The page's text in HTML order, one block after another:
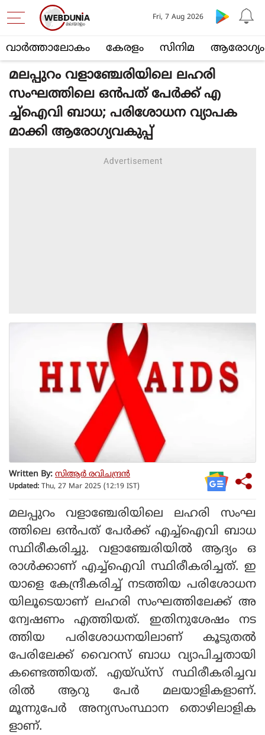
വാര്‍ത്താലോകം കേരളം സിനിമ ആരോഗ്യം
Fri, 7 Aug 2026
മലപ്പുറം വളാഞ്ചേരിയിലെ ലഹരി
സംഘത്തിലെ ഒന്‍പത് പേര്‍ക്ക് എ
ച്ച്‌ഐവി ബാധ; പരിശോധന വ്യാപക
മാക്കി ആരോഗ്യവകുപ്പ്
Written By: സിആര്‍ രവിചന്ദ്രന്‍
Updated: Thu, 27 Mar 2025 (12:19 IST)
മലപ്പുറം വളാഞ്ചേരിയിലെ ലഹരി സംഘ
ത്തിലെ ഒന്‍പത് പേര്‍ക്ക് എച്ച്‌ഐവി ബാധ
സ്ഥിരീകരിച്ചു. വളാഞ്ചേരിയില്‍ ആദ്യം ഒ
രാള്‍ക്കാണ് എച്ച്‌ഐവി സ്ഥിരീകരിച്ചത്. ഇ
യാളെ കേന്ദ്രീകരിച്ച് നടത്തിയ പരിശോധന
യിലൂടെയാണ് ലഹരി സംഘത്തിലേക്ക് അ
ന്വേഷണം എത്തിയത്. ഇതിനുശേഷം നട
ത്തിയ പരിശോധനയിലാണ് കൂടുതല്‍
പേരിലേക്ക് വൈറസ് ബാധ വ്യാപിച്ചതായി
കണ്ടെത്തിയത്. എയ്ഡ്‌സ് സ്ഥിരീകരിച്ചവ
രില്‍ ആറു പേര്‍ മലയാളികളാണ്.
മൂന്നുപേര്‍ അന്യസംസ്ഥാന തൊഴിലാളിക
ളാണ്.